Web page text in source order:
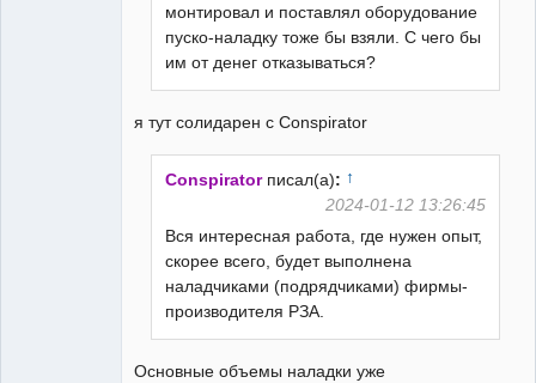
монтировал и поставлял оборудование
пуско-наладку тоже бы взяли. С чего бы
им от денег отказываться?
я тут солидарен с Conspirator
Conspirator писал(а): ↑
2024-01-12 13:26:45
Вся интересная работа, где нужен опыт,
скорее всего, будет выполнена
наладчиками (подрядчиками) фирмы-
производителя РЗА.
Основные объемы наладки уже